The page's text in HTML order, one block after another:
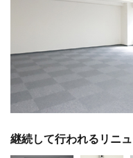
継続して行われるリニ